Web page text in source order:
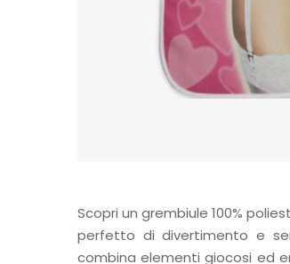
Scopri un grembiule 100%
perfetto di divertimento e
combina elementi giocosi ed